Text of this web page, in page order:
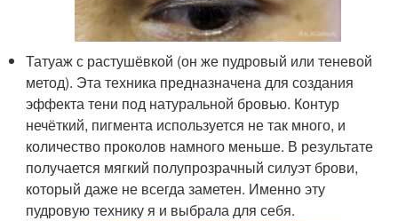
Татуаж с растушёвкой (он же пудровый или теневой
метод). Эта техника предназначена для создания
эффекта тени под натуральной бровью. Контур
нечёткий, пигмента используется не так много, и
количество проколов намного меньше. В результате
получается мягкий полупрозрачный силуэт брови,
который даже не всегда заметен. Именно эту
пудровую технику я и выбрала для себя.